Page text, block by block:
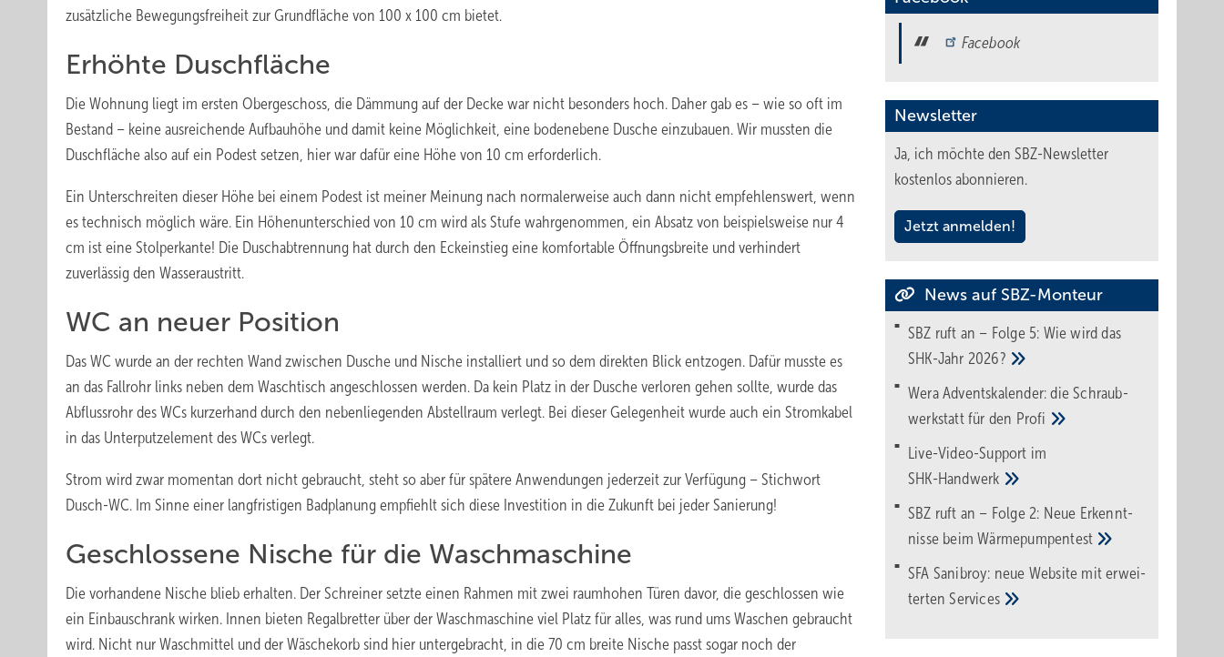
zusätzliche Bewegungsfreiheit zur Grundfläche von 100 x 100 cm bietet.
Erhöhte Duschfläche
Die Wohnung liegt im ersten Obergeschoss, die Dämmung auf der Decke war nicht besonders hoch. Daher gab es – wie so oft im
Bestand – keine ausreichende Aufbauhöhe und damit keine Möglichkeit, eine bodenebene Dusche einzubauen. Wir mussten die
Duschfläche also auf ein Podest setzen, hier war dafür eine Höhe von 10 cm erforderlich.
Ein Unterschreiten dieser Höhe bei einem Podest ist meiner Meinung nach normalerweise auch dann nicht empfehlenswert, wenn
es technisch möglich wäre. Ein Höhenunterschied von 10 cm wird als Stufe wahrgenommen, ein Absatz von beispielsweise nur 4
cm ist eine Stolperkante! Die Duschabtrennung hat durch den Eckeinstieg eine komfortable Öffnungsbreite und verhindert
zuverlässig den Wasseraustritt.
WC an neuer Position
Das WC wurde an der rechten Wand zwischen Dusche und Nische installiert und so dem direkten Blick entzogen. Dafür musste es
an das Fallrohr links neben dem Waschtisch angeschlossen werden. Da kein Platz in der Dusche verloren gehen sollte, wurde das
Abflussrohr des WCs kurzerhand durch den nebenliegenden Abstellraum verlegt. Bei dieser Gelegenheit wurde auch ein Stromkabel
in das Unterputzelement des WCs verlegt.
Strom wird zwar momentan dort nicht gebraucht, steht so aber für spätere Anwendungen jederzeit zur Verfügung – Stichwort
Dusch-WC. Im Sinne einer langfristigen Badplanung empfiehlt sich diese Investition in die Zukunft bei jeder Sanierung!
Geschlossene Nische für die Waschmaschine
Die vorhandene Nische blieb erhalten. Der Schreiner setzte einen Rahmen mit zwei raumhohen Türen davor, die geschlossen wie
ein Einbauschrank wirken. Innen bieten Regalbretter über der Waschmaschine viel Platz für alles, was rund ums Waschen gebraucht
wird. Nicht nur Waschmittel und der Wäschekorb sind hier untergebracht, in die 70 cm breite Nische passt sogar noch der
Facebook
Newsletter
Ja, ich möchte den SBZ-Newsletter
kostenlos abonnieren.
Jetzt anmelden!
News auf SBZ-Monteur
SBZ ruft an – Folge 5: Wie wird das
SHK-Jahr 2026?
Wera Adventskalender: die Schraub­
werk­statt für den Pro­fi
Live-Video-Support im
SHK-Handwerk
SBZ ruft an – Folge 2: Neue Erkennt­
nisse beimWärme­pumpen­test
SFA Sanibroy: neue Web­site mit erwei­
tertenServices